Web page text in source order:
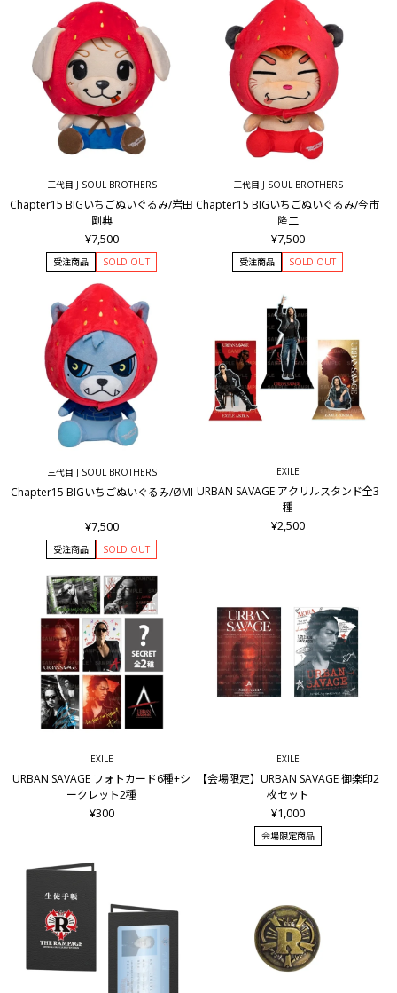
三代目 J SOUL BROTHERS
Chapter15 BIGいちごぬいぐるみ/岩田
剛典
¥7,500
受注商品 SOLD OUT
三代目 J SOUL BROTHERS
Chapter15 BIGいちごぬいぐるみ/今市
隆二
¥7,500
受注商品 SOLD OUT
三代目 J SOUL BROTHERS
Chapter15 BIGいちごぬいぐるみ/ØMI
¥7,500
受注商品 SOLD OUT
EXILE
URBAN SAVAGE アクリルスタンド全3
種
¥2,500
EXILE
URBAN SAVAGE フォトカード6種+シ
ークレット2種
¥300
EXILE
【会場限定】URBAN SAVAGE 御楽印2
枚セット
¥1,000
会場限定商品